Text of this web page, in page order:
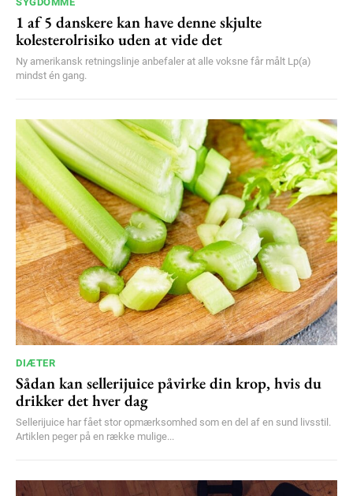
1 af 5 danskere kan have denne skjulte
kolesterolrisiko uden at vide det
Ny amerikansk retningslinje anbefaler at alle voksne får målt Lp(a)
mindst én gang.
DIÆTER
Sådan kan sellerijuice påvirke din krop, hvis du
drikker det hver dag
Sellerijuice har fået stor opmærksomhed som en del af en sund livsstil.
Artiklen peger på en række mulige...